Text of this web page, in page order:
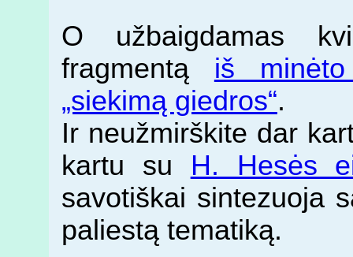
O užbaigdamas
fragmentą iš
„siekimą giedros“.
Ir neužmirškite dar
kartu su H. Hesės
savotiškai sintezuoja
paliestą tematiką.